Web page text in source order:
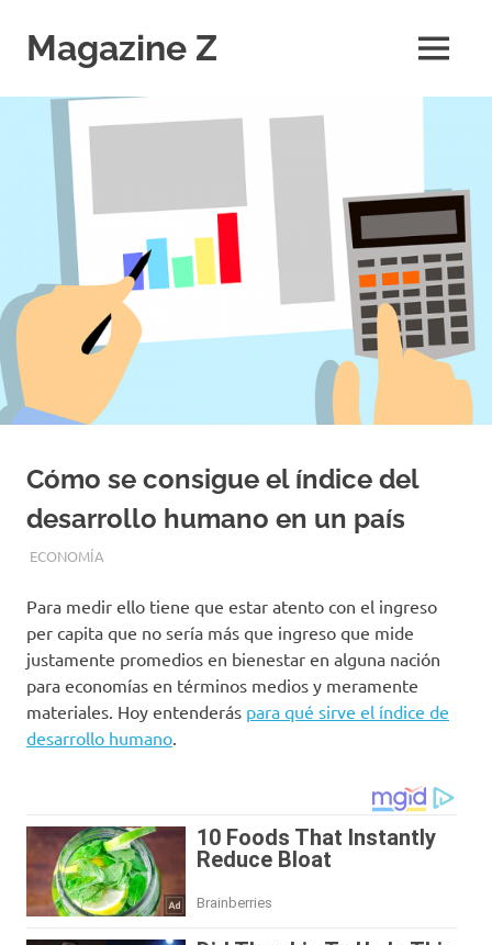
contenido
Magazine Z
Ciencia,
Tecnología,
Economía.
Diario
Digital
MENÚ
Cómo se consigue el índice del
desarrollo humano en un país
MAYO 19, 2019
EQUIPO DE REDACCIÓN
ECONOMÍA
Para medir ello tiene que estar atento con el ingreso
per capita que no sería más que ingreso que mide
justamente promedios en bienestar en alguna nación
para economías en términos medios y meramente
materiales. Hoy entenderás para qué sirve el índice de
desarrollo humano.